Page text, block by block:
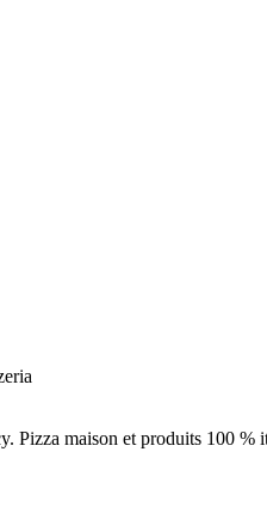
Pizza maison et produits 100